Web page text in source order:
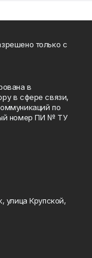
только с
в
в сфере связи,
по
номер ПИ № ТУ
улица Крупской,